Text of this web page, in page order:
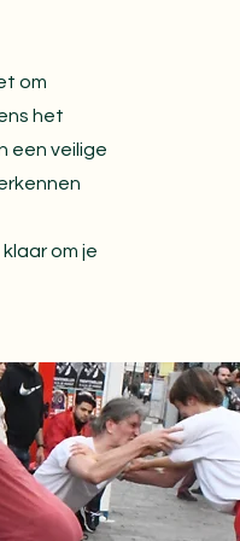
om
het
een veilige
om je